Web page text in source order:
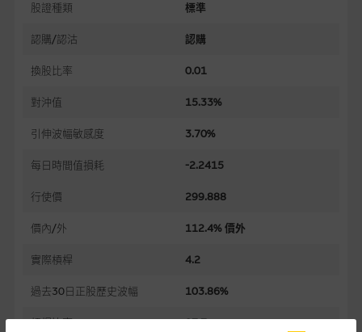
股證種類 標準
認購/認沽 認購
換股比率 0.01
對沖值 15.33%
引伸波幅敏感度 3.70%
每日時間值損耗 -2.2415
行使價 299.888
價內/外 112.4% 價外
實際槓桿 4.2
過去30日正股歷史波幅 103.86%
槓桿比率 27.7